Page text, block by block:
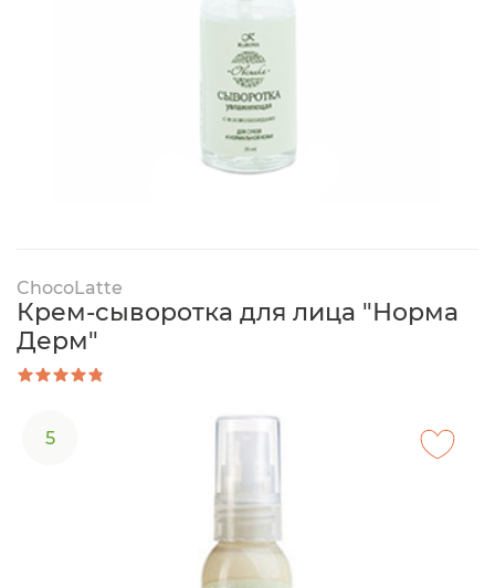
ChocoLatte
Крем-сыворотка для лица "Норма
Дерм"
5